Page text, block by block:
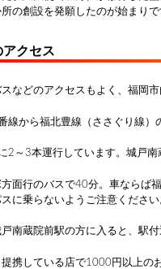
の創設を発願したのが始まりで
クセス
などのアクセスもよく、福岡
線から福北豊線（ささぐり線）
2～3本運行しています。城戸南
面行のバスで40分。車ならば
に乗らないようご注意ください
戸南蔵院前駅の方に入ると、駅
携している店で1000円以上の